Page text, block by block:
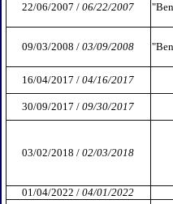
22/06/2007 / 06/22/2007
09/03/2008 / 03/09/2008
16/04/2017 / 04/16/2017
30/09/2017 / 09/30/2017
03/02/2018 / 02/03/2018
01/04/2022 / 04/01/2022